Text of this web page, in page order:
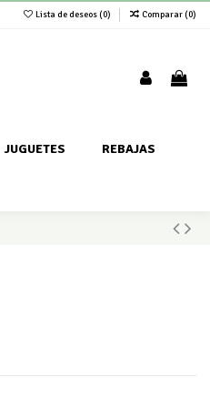
Lista de deseos (0) Comparar (0)
JUGUETES REBAJAS